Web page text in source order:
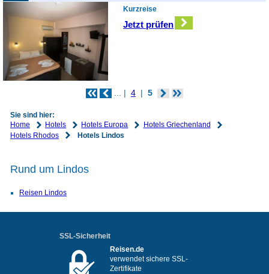
Kurzreise
Jetzt prüfen
... 4 5
Sie sind hier:
Home
Hotels Hotels Europa
Hotels Griechenland
Hotels Rhodos
Hotels Lindos
Rund um Lindos
Reisen Lindos
SSL-Sicherheit
Reisen.de
verwendet sichere SSL-
Zertifikate